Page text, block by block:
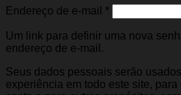
Endereço de e-mail *Obrigatório
Um link para definir uma nova
endereço de e-mail.
Seus dados pessoais serão
experiência em todo este site,